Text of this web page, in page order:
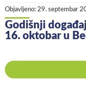
Objavljeno: 29. septembar
Godišnji
16. oktobar u